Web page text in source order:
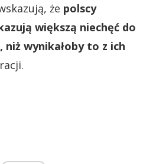
że polscy
większą niechęć do
niż wynikałoby to z ich